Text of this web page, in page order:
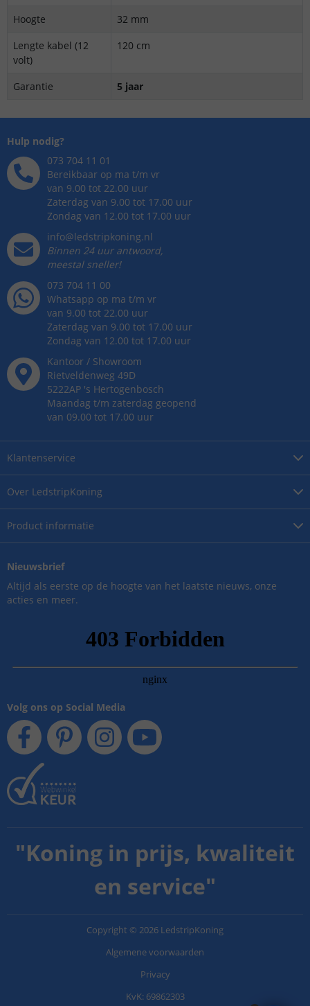
Hoogte
32 mm
Lengte kabel (12
volt)
120 cm
Garantie 5 jaar
Over LedstripKoning
Product informatie
Klantenservice
Hulp nodig?
073 704 11 01
Bereikbaar op ma t/m vr
van 9.00 tot 22.00 uur
Zaterdag van 9.00 tot 17.00 uur
Zondag van 12.00 tot 17.00 uur
info@ledstripkoning.nl
Binnen 24 uur antwoord,
meestal sneller!
073 704 11 00
Whatsapp op ma t/m vr
van 9.00 tot 22.00 uur
Zaterdag van 9.00 tot 17.00 uur
Zondag van 12.00 tot 17.00 uur
Kantoor / Showroom
Rietveldenweg 49D
5222AP 's Hertogenbosch
Maandag t/m zaterdag geopend
van 09.00 tot 17.00 uur
Nieuwsbrief
Altijd als eerste op de hoogte van het laatste nieuws, onze
acties en meer.
Volg ons op Social Media
"Koning in prijs, kwaliteit
en service"
Copyright © 2026 LedstripKoning
Algemene voorwaarden
Privacy
KvK: 69862303